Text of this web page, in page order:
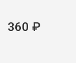
360 ₽